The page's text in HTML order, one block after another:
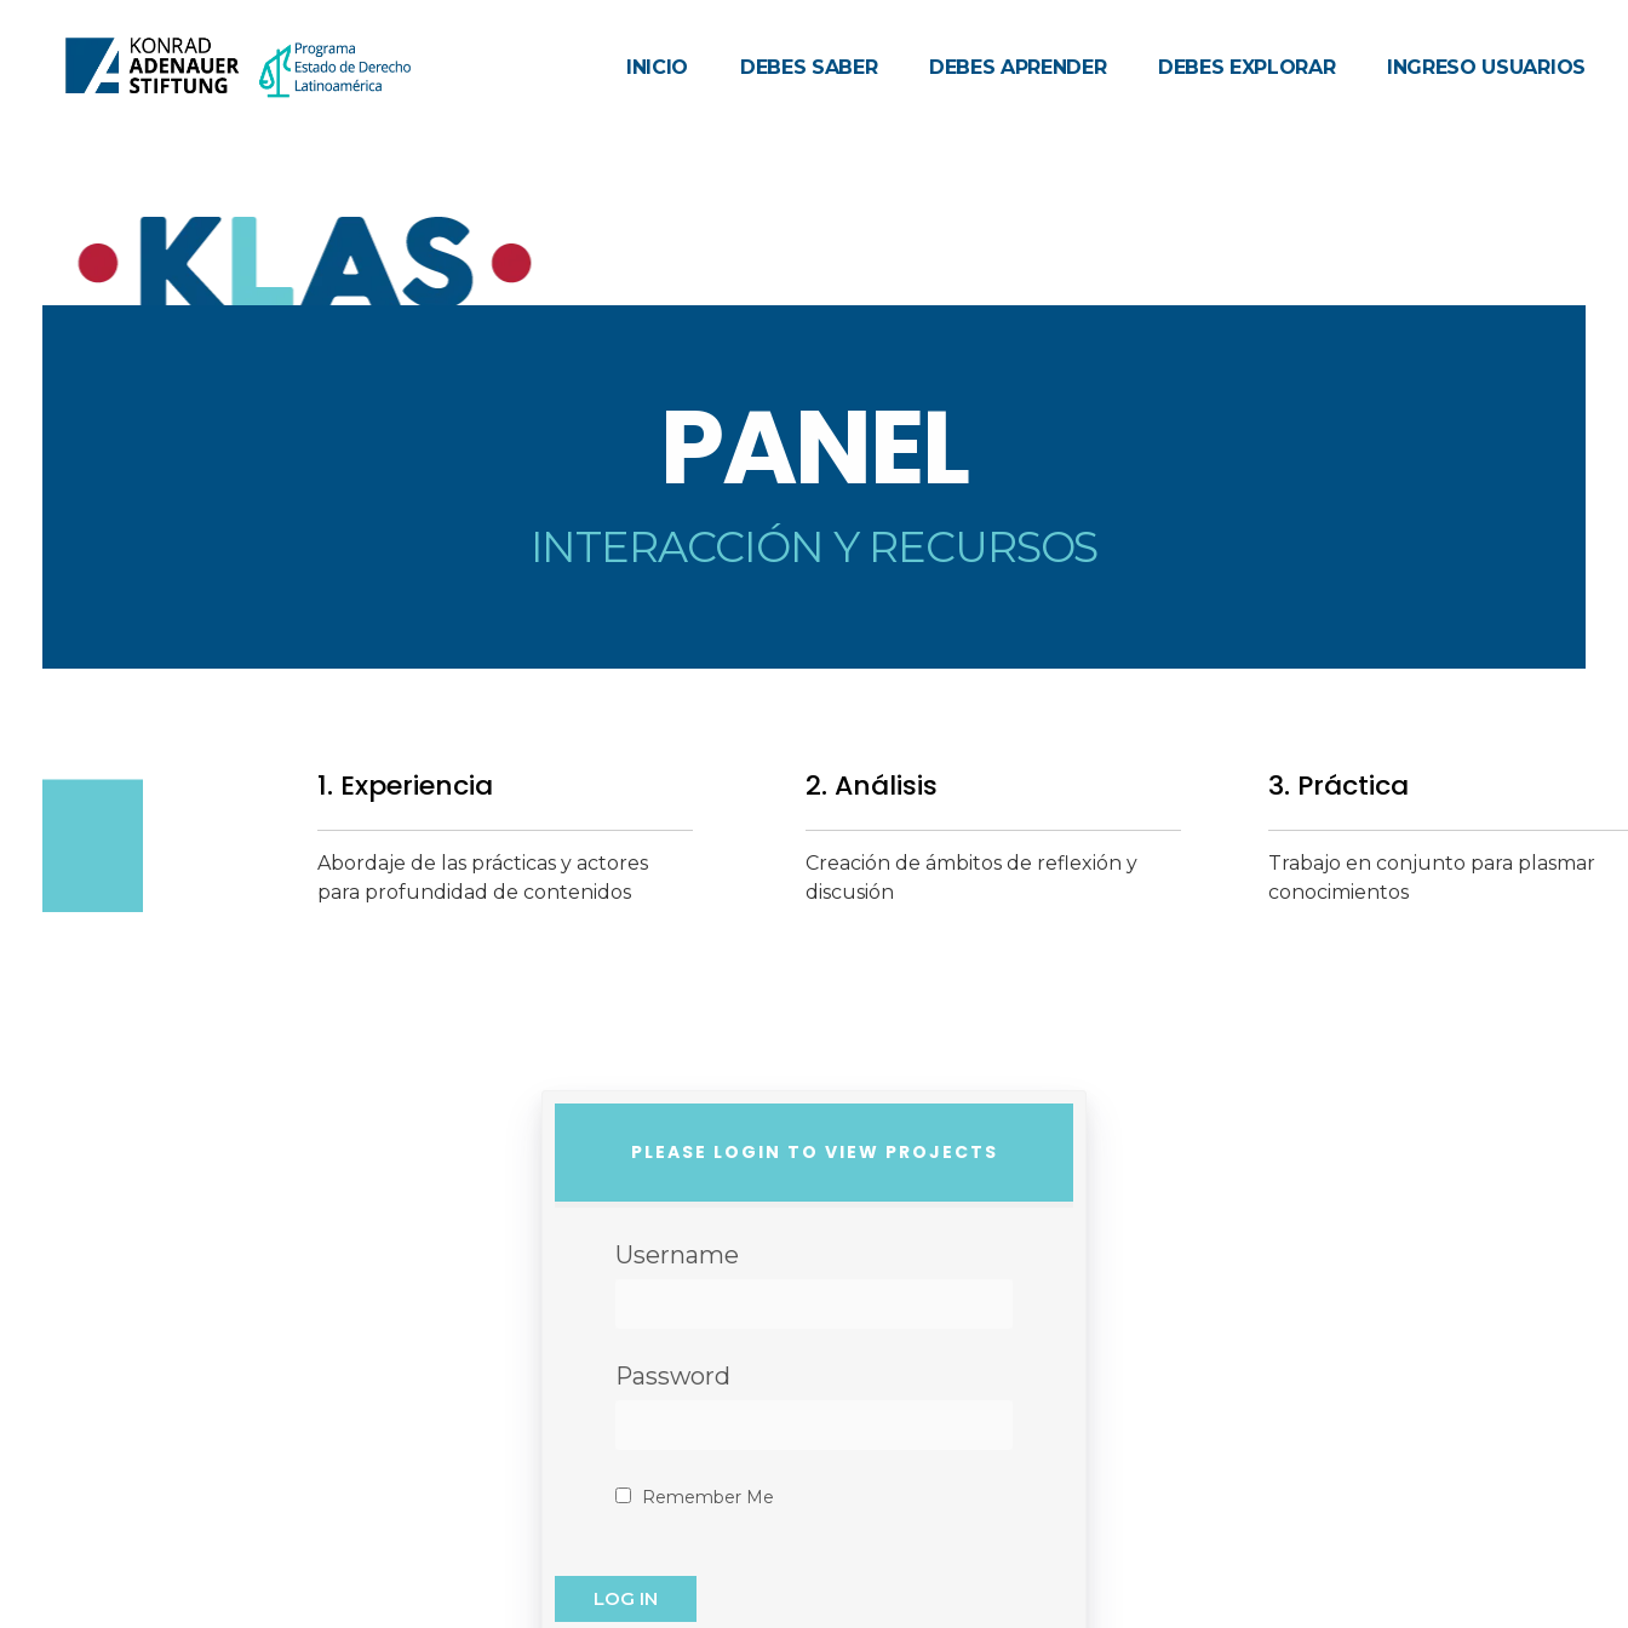
INICIO DEBES SABER DEBES APRENDER DEBES EXPLORAR INGRESO USUARIOS
PANEL
INTERACCIÓN Y RECURSOS
1. Experiencia
Abordaje de las prácticas y actores
para profundidad de contenidos
2. Análisis
Creación de ámbitos de reflexión y
discusión
3. Práctica
Trabajo en conjunto para plasmar
conocimientos
PLEASE LOGIN TO VIEW PROJECTS
Username
Password
Remember Me